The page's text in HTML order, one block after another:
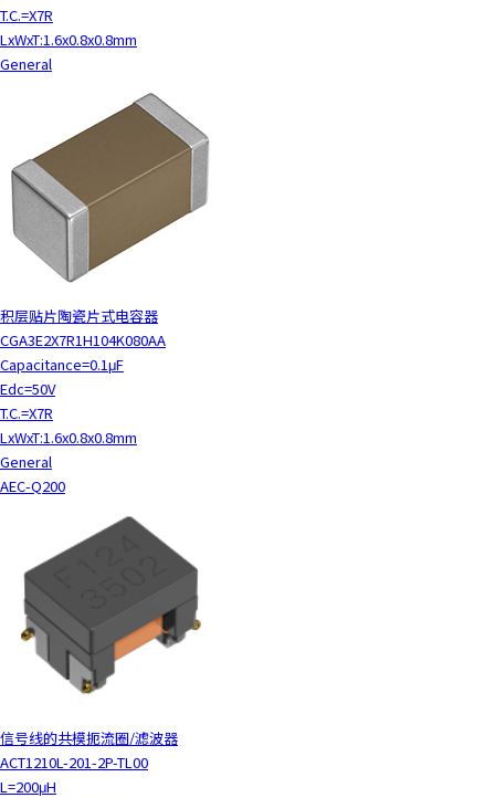
c
t
w
t
e
n
t
.
T.C.=X7R
LxWxT:1.6x0.8x0.8mm
General
积层贴片陶瓷片式电容器
CGA3E2X7R1H104K080AA
Capacitance=0.1μF
Edc=50V
T.C.=X7R
LxWxT:1.6x0.8x0.8mm
General
AEC-Q200
信号线的共模扼流圈/滤波器
ACT1210L-201-2P-TL00
L=200μH